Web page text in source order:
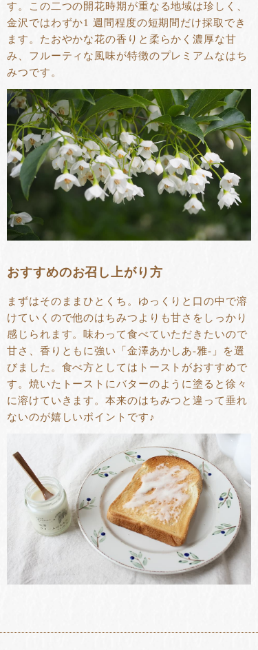
す。この二つの開花時期が重なる地域は珍しく、
金沢ではわずか1 週間程度の短期間だけ採取でき
ます。たおやかな花の香りと柔らかく濃厚な甘
み、フルーティな風味が特徴のプレミアムなはち
みつです。
おすすめのお召し上がり方
まずはそのままひとくち。ゆっくりと口の中で溶
けていくので他のはちみつよりも甘さをしっかり
感じられます。味わって食べていただきたいので
甘さ、香りともに強い「金澤あかしあ-雅-」を選
びました。食べ方としてはトーストがおすすめで
す。焼いたトーストにバターのように塗ると徐々
に溶けていきます。本来のはちみつと違って垂れ
ないのが嬉しいポイントです♪